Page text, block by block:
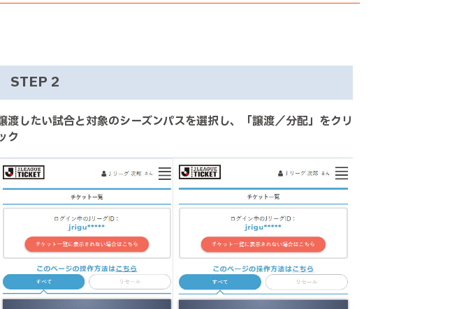
STEP 2
渡したい試合と対象のシーズンパスを選択し、「譲渡／分配」をクリ
ク